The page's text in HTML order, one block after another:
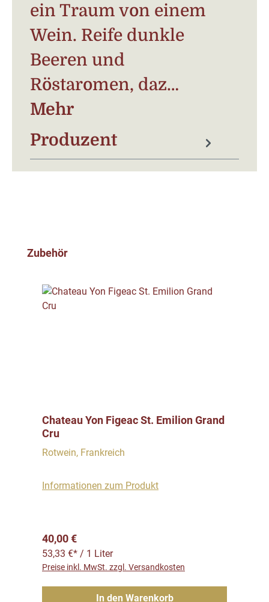
ein Traum von einem
Wein. Reife dunkle
Beeren und
Röstaromen, daz…
Mehr
Produzent
Produktgalerie überspringen
Zubehör
Chateau Yon Figeac St. Emilion Grand
Cru
Rotwein, Frankreich
Informationen zum Produkt
Regulärer Preis:
40,00 €
53,33 €* / 1 Liter
Preise inkl. MwSt. zzgl. Versandkosten
In den Warenkorb